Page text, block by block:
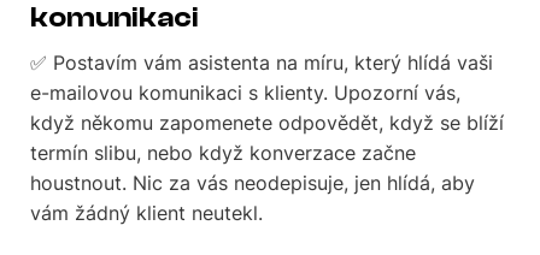
komunikaci
✅ Postavím vám asistenta na míru, který hlídá vaši
e-mailovou komunikaci s klienty. Upozorní vás,
když někomu zapomenete odpovědět, když se blíží
termín slibu, nebo když konverzace začne
houstnout. Nic za vás neodepisuje, jen hlídá, aby
vám žádný klient neutekl.